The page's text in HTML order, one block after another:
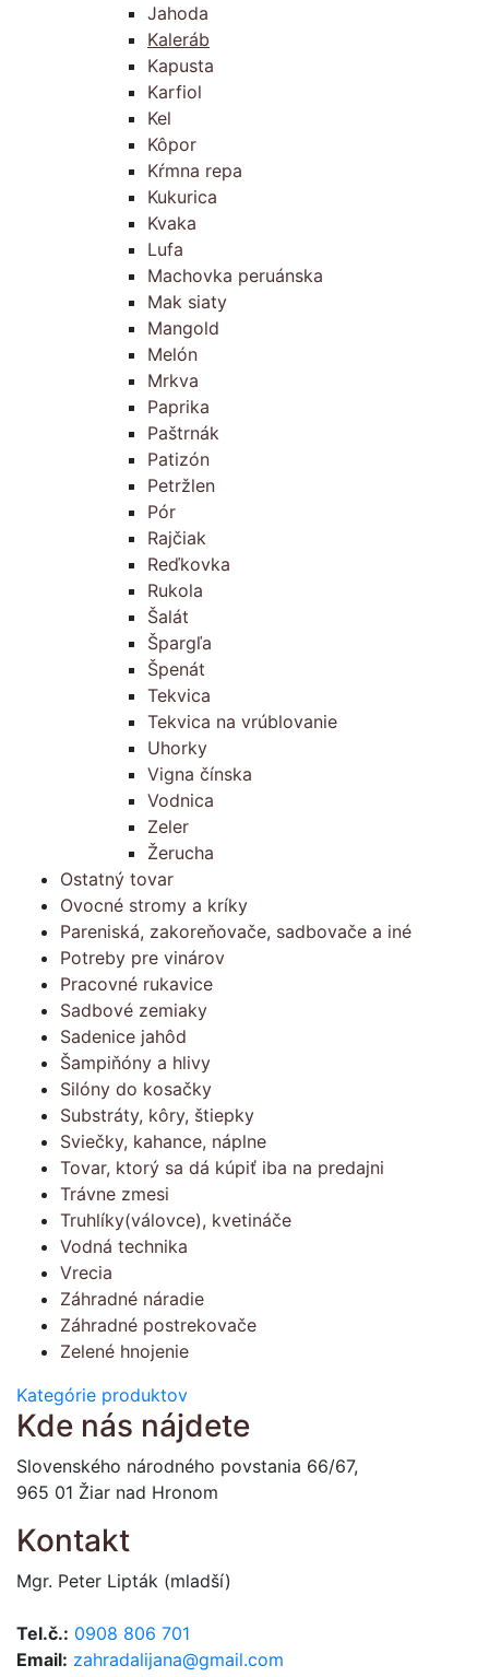
Jahoda
Kaleráb
Kapusta
Karfiol
Kel
Kôpor
Kŕmna repa
Kukurica
Kvaka
Lufa
Machovka peruánska
Mak siaty
Mangold
Melón
Mrkva
Paprika
Paštrnák
Patizón
Petržlen
Pór
Rajčiak
Reďkovka
Rukola
Šalát
Špargľa
Špenát
Tekvica
Tekvica na vrúblovanie
Uhorky
Vigna čínska
Vodnica
Zeler
Žerucha
Ostatný tovar
Ovocné stromy a kríky
Pareniská, zakoreňovače, sadbovače a iné
Potreby pre vinárov
Pracovné rukavice
Sadbové zemiaky
Sadenice jahôd
Šampiňóny a hlivy
Silóny do kosačky
Substráty, kôry, štiepky
Sviečky, kahance, náplne
Tovar, ktorý sa dá kúpiť iba na predajni
Trávne zmesi
Truhlíky(válovce), kvetináče
Vodná technika
Vrecia
Záhradné náradie
Záhradné postrekovače
Zelené hnojenie
Kategórie produktov
Kde nás nájdete
Slovenského národného povstania 66/67,
965 01 Žiar nad Hronom
Kontakt
Mgr. Peter Lipták (mladší)
Tel.č.: 0908 806 701
Email: zahradalijana@gmail.com